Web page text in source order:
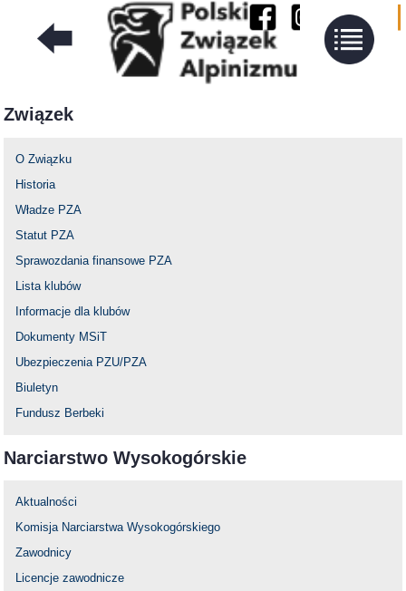
Związek
O Związku
Historia
Władze PZA
Statut PZA
Sprawozdania finansowe PZA
Lista klubów
Informacje dla klubów
Dokumenty MSiT
Ubezpieczenia PZU/PZA
Biuletyn
Fundusz Berbeki
Narciarstwo Wysokogórskie
Aktualności
Komisja Narciarstwa Wysokogórskiego
Zawodnicy
Licencje zawodnicze